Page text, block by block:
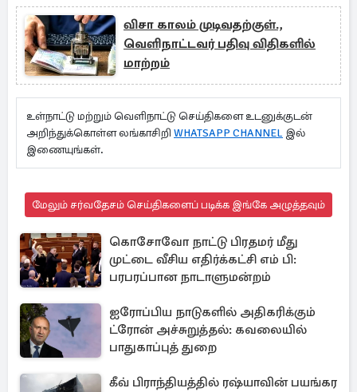
விசா காலம் முடிவதற்குள்.,
வெளிநாட்டவர் பதிவு விதிகளில்
மாற்றம்
உள்நாட்டு மற்றும் வெளிநாட்டு செய்திகளை உடனுக்குடன்
அறிந்துக்கொள்ள லங்காசிறி WHATSAPP CHANNEL இல்
இணையுங்கள்.
மேலும் சர்வதேசம் செய்திகளைப் படிக்க இங்கே அழுத்தவும்
கொசோவோ நாட்டு பிரதமர் மீது
முட்டை வீசிய எதிர்க்கட்சி எம் பி:
பரபரப்பான நாடாளுமன்றம்
ஐரோப்பிய நாடுகளில் அதிகரிக்கும்
ட்ரோன் அச்சுறுத்தல்: கவலையில்
பாதுகாப்புத் துறை
கீவ் பிராந்தியத்தில் ரஷ்யாவின் பயங்கர